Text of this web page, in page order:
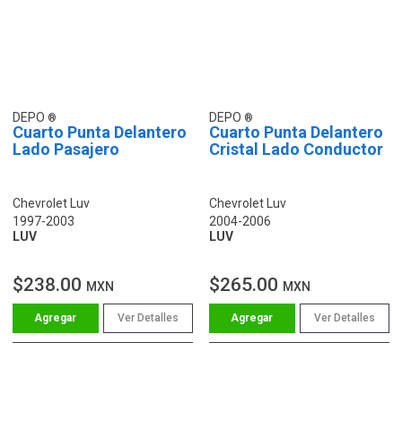
DEPO
Cuarto Punta Delantero
Lado Pasajero
Chevrolet Luv
1997-2003
LUV
$238.00 MXN
Ver Detalles
DEPO
Cuarto Punta Delantero
Cristal Lado Conductor
Chevrolet Luv
2004-2006
LUV
$265.00 MXN
Ver Detalles